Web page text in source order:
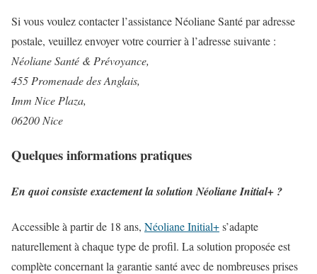
Si vous voulez contacter l’assistance Néoliane Santé par adresse
postale, veuillez envoyer votre courrier à l’adresse suivante :
Néoliane Santé & Prévoyance,
455 Promenade des Anglais,
Imm Nice Plaza,
06200 Nice
Quelques informations pratiques
En quoi consiste exactement la solution Néoliane Initial+ ?
Accessible à partir de 18 ans, Néoliane Initial+s’adapte
naturellement à chaque type de profil. La solution proposée est
complète concernant la garantie santé avec de nombreuses prises